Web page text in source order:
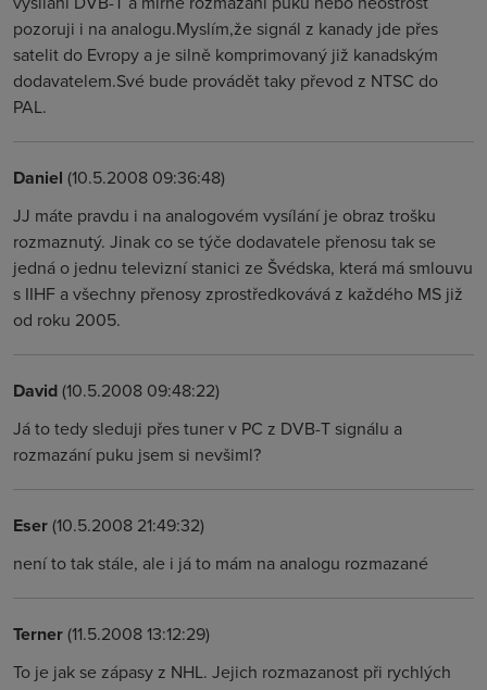
pozoruji i na analogu.Myslím,že signál z kanady jde přes
satelit do Evropy a je silně komprimovaný již kanadským
dodavatelem.Své bude provádět taky převod z NTSC do
PAL.
Daniel (10.5.2008 09:36:48)
JJ máte pravdu i na analogovém vysílání je obraz trošku
rozmaznutý. Jinak co se týče dodavatele přenosu tak se
jedná o jednu televizní stanici ze Švédska, která má smlouvu
s IIHF a všechny přenosy zprostředkovává z každého MS již
od roku 2005.
David(10.5.2008 09:48:22)
Já to tedy sleduji přes tuner v PC z DVB-T signálu a
rozmazání puku jsem si nevšiml?
Eser(10.5.2008 21:49:32)
není to tak stále, ale i já to mám na analogu rozmazané
Terner(11.5.2008 13:12:29)
To je jak se zápasy z NHL. Jejich rozmazanost při rychlých